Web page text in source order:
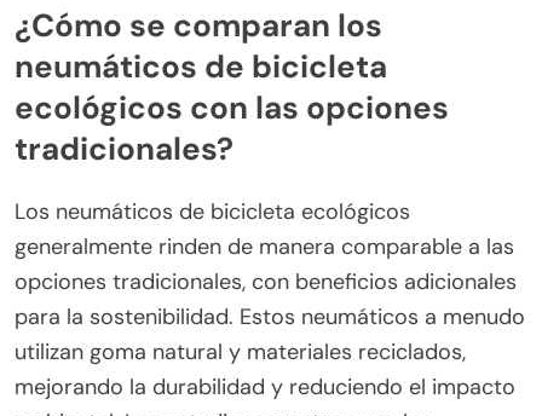
¿Cómo se comparan los
neumáticos de bicicleta
ecológicos con las opciones
tradicionales?